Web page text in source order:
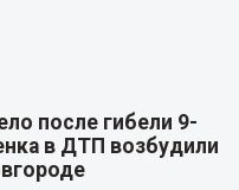
после гибели 9-
в ДТП возбудили